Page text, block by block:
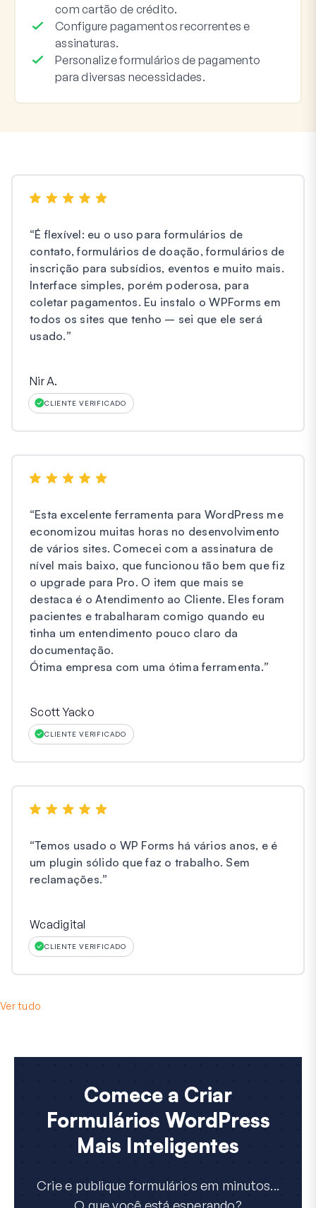
com cartão de crédito.
Configure pagamentos recorrentes e
assinaturas.
Personalize formulários de pagamento
para diversas necessidades.
“É flexível: eu o uso para formulários de
contato, formulários de doação, formulários de
inscrição para subsídios, eventos e muito mais.
Interface simples, porém poderosa, para
coletar pagamentos. Eu instalo o WPForms em
todos os sites que tenho – sei que ele será
usado.”
Nir A.
CLIENTE VERIFICADO
“Esta excelente ferramenta para WordPress me
economizou muitas horas no desenvolvimento
de vários sites. Comecei com a assinatura de
nível mais baixo, que funcionou tão bem que fiz
o upgrade para Pro. O item que mais se
destaca é o Atendimento ao Cliente. Eles foram
pacientes e trabalharam comigo quando eu
tinha um entendimento pouco claro da
documentação.
Ótima empresa com uma ótima ferramenta.”
Scott Yacko
CLIENTE VERIFICADO
“Temos usado o WP Forms há vários anos, e é
um plugin sólido que faz o trabalho. Sem
reclamações.”
Wcadigital
CLIENTE VERIFICADO
Ver tudo
Comece a Criar
Formulários WordPress
Mais Inteligentes
Crie e publique formulários em minutos...